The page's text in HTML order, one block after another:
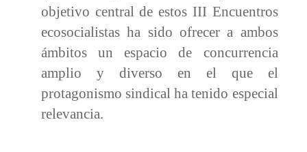
objetivo central de estos III Encuentros
ecosocialistas ha sido ofrecer a ambos
ámbitos un espacio de concurrencia
amplio y diverso en el que el
protagonismo sindical ha tenido especial
relevancia.